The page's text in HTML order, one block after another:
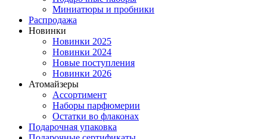
Миниатюры и пробники
Распродажа
Новинки
Новинки 2025
Новинки 2024
Новые поступления
Новинки 2026
Атомайзеры
Ассортимент
Наборы парфюмерии
Остатки во флаконах
Подарочная упаковка